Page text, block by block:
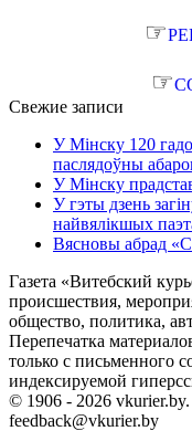
☞
☞
Свежие записи
У Мінску 120
паслядоўны
У Мінску
У гэты дзень
найвялікшых
Вясновы абрад
Газета «Витебский
происшествия,
общество, политика,
Перепечатка
только с письменного
индексируемой
© 1906 - 2026
feedback@vkurier.by